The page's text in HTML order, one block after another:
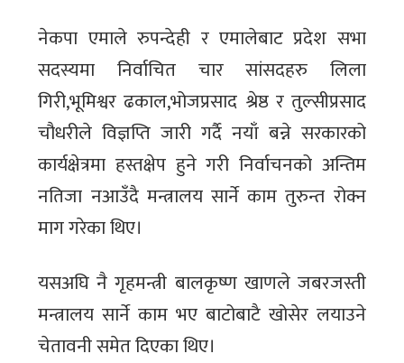
नेकपा एमाले रुपन्देही र एमालेबाट प्रदेश सभा
सदस्यमा निर्वाचित चार सांसदहरु लिला
गिरी,भूमिश्वर ढकाल,भोजप्रसाद श्रेष्ठ र तुल्सीप्रसाद
चौधरीले विज्ञप्ति जारी गर्दै नयाँ बन्ने सरकारको
कार्यक्षेत्रमा हस्तक्षेप हुने गरी निर्वाचनको अन्तिम
नतिजा नआउँदै मन्त्रालय सार्ने काम तुरुन्त रोक्न
माग गरेका थिए।
यसअघि नै गृहमन्त्री बालकृष्ण खाणले जबरजस्ती
मन्त्रालय सार्ने काम भए बाटोबाटै खोसेर लयाउने
चेतावनी समेत दिएका थिए।